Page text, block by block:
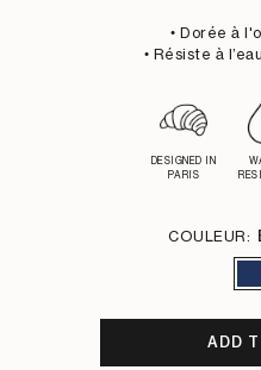
• Dorée à
• Résiste à
DESIGNED IN
PARIS
COULEUR:
ADD